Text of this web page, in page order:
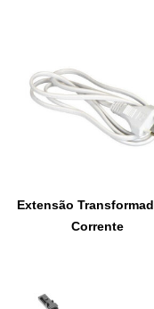
Extensão
Corrente